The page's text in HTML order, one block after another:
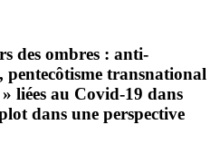
des ombres : anti-
transnational
liées au Covid-19 dans
dans une perspective